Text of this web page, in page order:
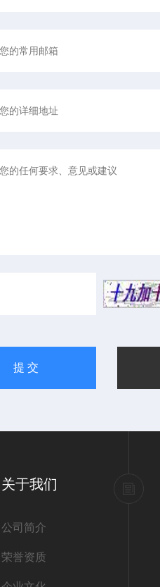
关于我们
公司简介
荣誉资质